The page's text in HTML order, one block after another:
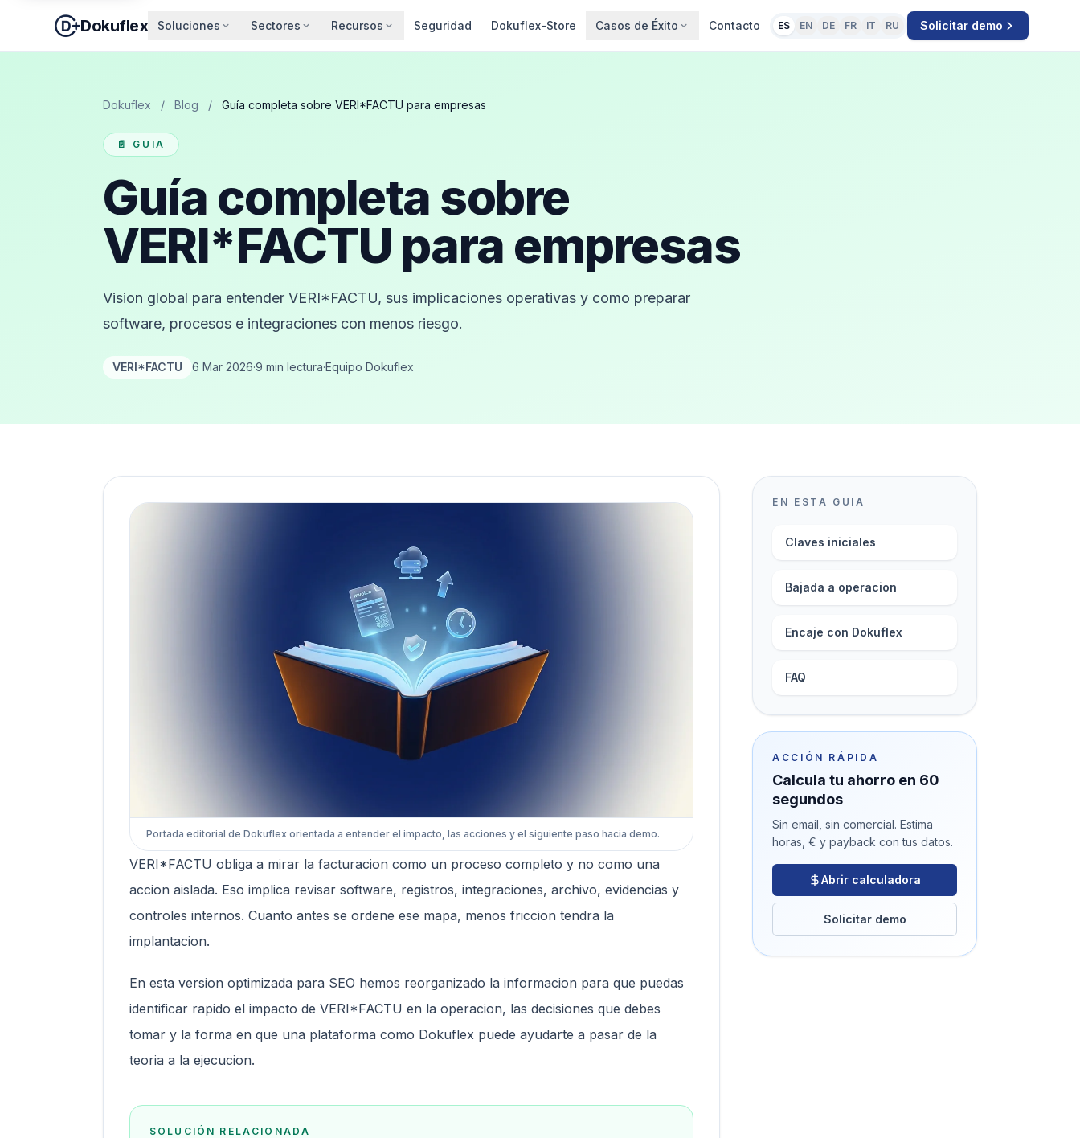
Dokuflex Soluciones Sectores Recursos Seguridad Dokuflex-Store Casos de Éxito Contacto ES EN DE FR IT RU Solicitar demo
Dokuflex / Blog / Guía completa sobre VERI*FACTU para empresas
📄 GUIA
Guía completa sobre
VERI*FACTU para empresas
Vision global para entender VERI*FACTU, sus implicaciones operativas y como preparar
software, procesos e integraciones con menos riesgo.
VERI*FACTU 6 Mar 2026·9 min lectura·Equipo Dokuflex
Portada editorial de Dokuflex orientada a entender el impacto, las acciones y el siguiente paso hacia demo.
VERI*FACTU obliga a mirar la facturacion como un proceso completo y no como una
accion aislada. Eso implica revisar software, registros, integraciones, archivo, evidencias y
controles internos. Cuanto antes se ordene ese mapa, menos friccion tendra la
implantacion.
En esta version optimizada para SEO hemos reorganizado la informacion para que puedas
identificar rapido el impacto de VERI*FACTU en la operacion, las decisiones que debes
tomar y la forma en que una plataforma como Dokuflex puede ayudarte a pasar de la
teoria a la ejecucion.
SOLUCIÓN RELACIONADA
EN ESTA GUIA
Claves iniciales
Bajada a operacion
Encaje con Dokuflex
FAQ
ACCIÓN RÁPIDA
Calcula tu ahorro en 60
segundos
Sin email, sin comercial. Estima
horas, € y payback con tus datos.
Abrir calculadora
Solicitar demo